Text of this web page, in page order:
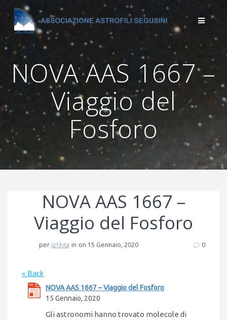
Salta
al
contenuto
NOVA AAS 1667 –
Viaggio del
Fosforo
NOVA AAS 1667 –
Viaggio del Fosforo
per iz1kga in on 15 Gennaio, 2020 0
« Back
NOVA AAS 1667 – Viaggio del Fosforo
15 Gennaio, 2020
Gli astronomi hanno trovato molecole di